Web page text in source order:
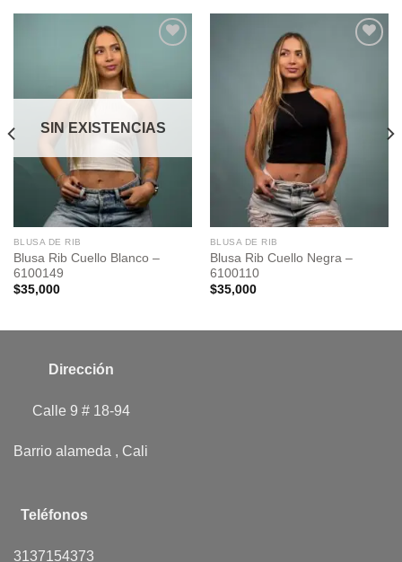
SIN EXISTENCIAS
BLUSA DE RIB
Blusa Rib Cuello Blanco –
6100149
$35,000
BLUSA DE RIB
Blusa Rib Cuello Negra –
6100110
$35,000
Dirección
Calle 9 # 18-94
Barrio alameda , Cali
Teléfonos
3137154373